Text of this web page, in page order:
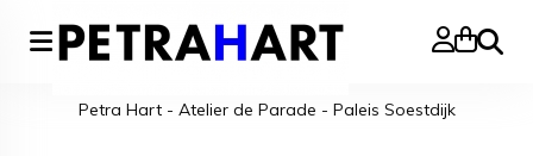
Suche
Petra Hart - Atelier de Parade - Paleis Soestdijk